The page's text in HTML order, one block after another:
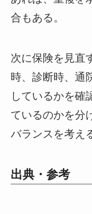
合もある。
次に保険を見直
時、診断時、通
しているかを確
ているのかを分
バランスを考え
出典・参考